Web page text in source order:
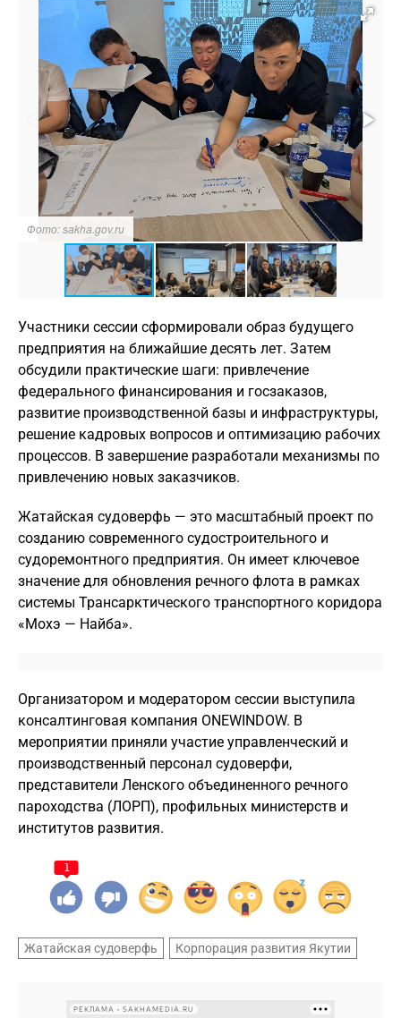
Фото: sakha.gov.ru
Участники сессии сформировали образ будущего
предприятия на ближайшие десять лет. Затем
обсудили практические шаги: привлечение
федерального финансирования и госзаказов,
развитие производственной базы и инфраструктуры,
решение кадровых вопросов и оптимизацию рабочих
процессов. В завершение разработали механизмы по
привлечению новых заказчиков.
Жатайская судоверфь — это масштабный проект по
созданию современного судостроительного и
судоремонтного предприятия. Он имеет ключевое
значение для обновления речного флота в рамках
системы Трансарктического транспортного коридора
«Мохэ — Найба».
Организатором и модератором сессии выступила
консалтинговая компания ONEWINDOW. В
мероприятии приняли участие управленческий и
производственный персонал судоверфи,
представители Ленского объединенного речного
пароходства (ЛОРП), профильных министерств и
институтов развития.
1
Жатайская судоверфь Корпорация развития Якутии
РЕКЛАМА • SAKHAMEDIA.RU